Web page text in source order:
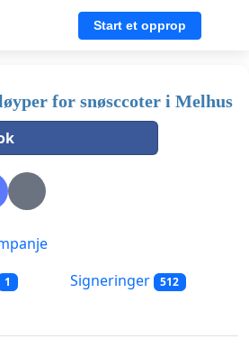
Start et opprop
for snøsccoter i Melhus
1 Signeringer 512